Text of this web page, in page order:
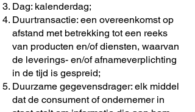
Dag: kalenderdag;
Duurtransactie: een overeenkomst op
afstand met betrekking tot een reeks
van producten en/of diensten, waarvan
de leverings- en/of afnameverplichting
in de tijd is gespreid;
Duurzame gegevensdrager: elk middel
dat de consument of ondernemer in